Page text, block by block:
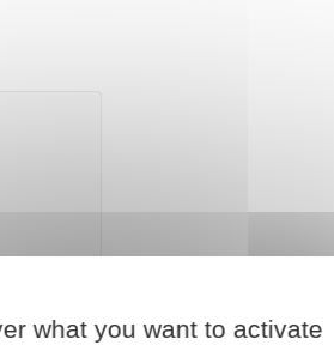
what you want to activate